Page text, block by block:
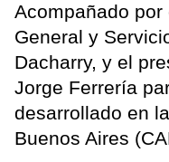
Acompañado
General y
Dacharry, y el
Jorge Ferrería
desarrollado en
Buenos Aires